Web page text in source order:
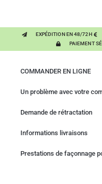
EXPÉDITION EN 48/72H
PAIEMENT
COMMANDER EN LIGNE
Un problème avec votre
Demande de rétractation
Informations livraisons
Prestations de façonnage